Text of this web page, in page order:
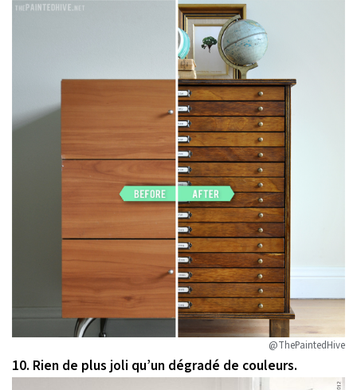
@ThePaintedHive
10. Rien de plus joli qu’un dégradé de couleurs.